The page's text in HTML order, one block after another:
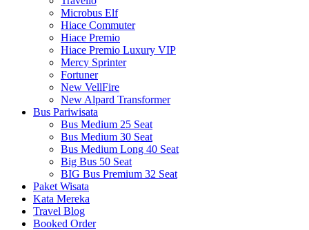
Microbus Elf
Hiace Commuter
Hiace Premio
Hiace Premio Luxury VIP
Mercy Sprinter
Fortuner
New VellFire
New Alpard Transformer
Bus Pariwisata
Bus Medium 25 Seat
Bus Medium 30 Seat
Bus Medium Long 40 Seat
Big Bus 50 Seat
BIG Bus Premium 32 Seat
Paket Wisata
Kata Mereka
Travel Blog
Booked Order